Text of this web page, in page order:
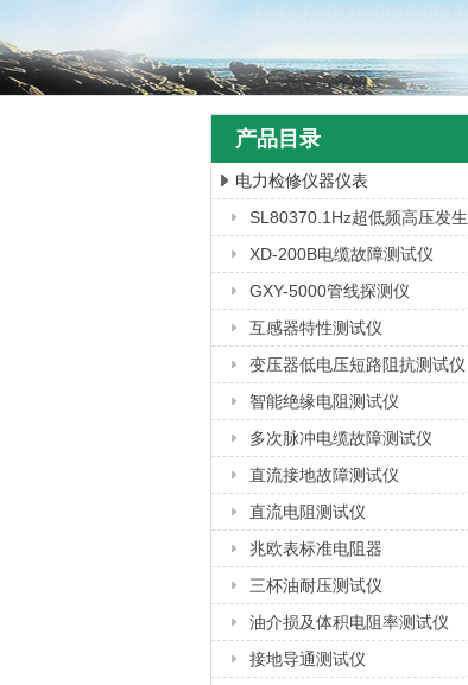
上海徐吉电气有限公司
产品目录
电力检修仪器仪表
SL80370.1Hz超低频高压发生
器
XD-200B电缆故障测试仪
GXY-5000管线探测仪
互感器特性测试仪
变压器低电压短路阻抗测试仪
智能绝缘电阻测试仪
多次脉冲电缆故障测试仪
直流接地故障测试仪
直流电阻测试仪
兆欧表标准电阻器
三杯油耐压测试仪
油介损及体积电阻率测试仪
接地导通测试仪